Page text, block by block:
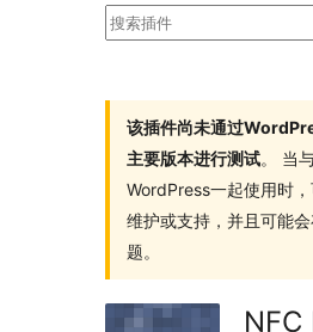
搜
该插件尚未通过
主要版本进行测试。 当
WordPress一起使用时
维护或支持，并且可能
题。
NFC